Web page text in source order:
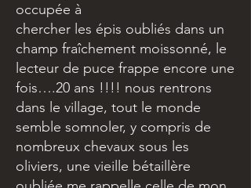
occupée à
chercher les épis oubliés dans un
champ fraîchement moissonné, le
lecteur de puce frappe encore une
fois….20 ans !!!! nous rentrons
dans le village, tout le monde
semble somnoler, y compris de
nombreux chevaux sous les
oliviers, une vieille bétaillère